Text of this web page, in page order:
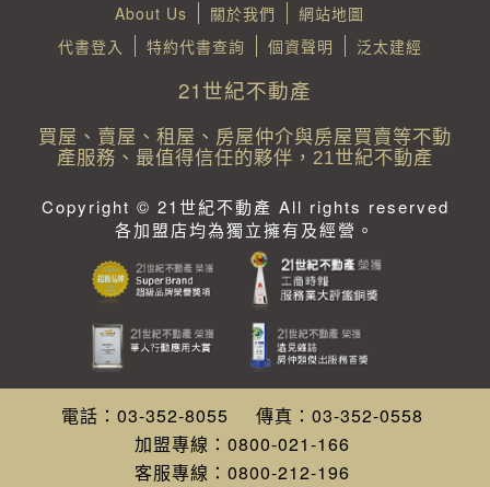
About Us 關於我們
網站地圖
代書登入
特約代書查詢 個資聲明 泛太建經
21世紀不動產
買屋、賣屋、租屋、房屋仲介與房屋買賣等不動
產服務、最值得信任的夥伴，21世紀不動產
Copyright © 21世紀不動產 All rights reserved
各加盟店均為獨立擁有及經營。
電話： 03-352-8055 傳真： 03-352-0558
加盟專線： 0800-021-166
客服專線： 0800-212-196